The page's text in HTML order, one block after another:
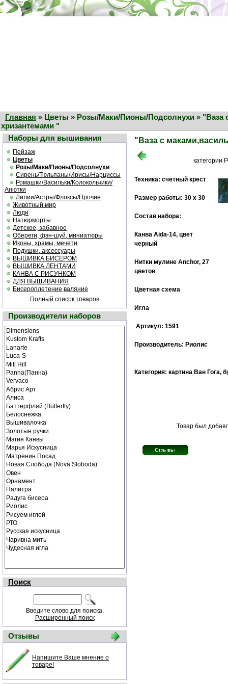
Главная » Цветы » Розы/Маки/Пионы/Подсолнухи » "Ваза
хризантемами "
Наборы для вышивания
Пейзаж
Цветы
Розы/Маки/Пионы/Подсолнухи
Сирень/Тюльпаны/Ирисы/Нарциссы
Ромашки/Васильки/Колокольчики/
Анютки
Лилии/Астры/Флоксы/Прочие
Животный мир
Люди
Натюрморты
Детское, забавное
Обереги, фэн-шуй, миниатюры
Иконы, храмы, мечети
Подушки, аксессуары
ВЫШИВКА БИСЕРОМ
ВЫШИВКА ЛЕНТАМИ
КАНВА С РИСУНКОМ
ДЛЯ ВЫШИВАНИЯ
Бисероплетение,валяние
Полный список товаров
Производители наборов
Поиск
Введите слово для поиска.
Расширенный поиск
Отзывы
Напишите Ваше мнение о
товаре!
"Ваза с
категории
Техника: счетный крест
Размер работы: 30 х 30
Состав набора:
Канва Aida-14, цвет
черный
Нитки мулине Anchor, 27
цветов
Цветная cхема
Игла
Артикул: 1591
Производитель: Риолис
Категория: картина Ван Гога,
Товар был